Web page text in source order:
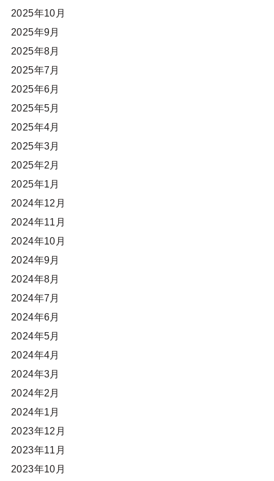
2025年10月
2025年9月
2025年8月
2025年7月
2025年6月
2025年5月
2025年4月
2025年3月
2025年2月
2025年1月
2024年12月
2024年11月
2024年10月
2024年9月
2024年8月
2024年7月
2024年6月
2024年5月
2024年4月
2024年3月
2024年2月
2024年1月
2023年12月
2023年11月
2023年10月